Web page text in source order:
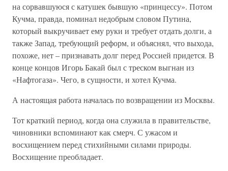
на сорвавшуюся с катушек бывшую «принцессу». Потом
Кучма, правда, поминал недобрым словом Путина,
который выкручивает ему руки и требует отдать долги, а
также Запад, требующий реформ, и объяснял, что выхода,
похоже, нет – признавать долг перед Россией придется. В
конце концов Игорь Бакай был с треском выгнан из
«Нафтогаза». Чего, в сущности, и хотел Кучма.
А настоящая работа началась по возвращении из Москвы.
Тот краткий период, когда она служила в правительстве,
чиновники вспоминают как смерч. С ужасом и
восхищением перед стихийными силами природы.
Восхищение преобладает.